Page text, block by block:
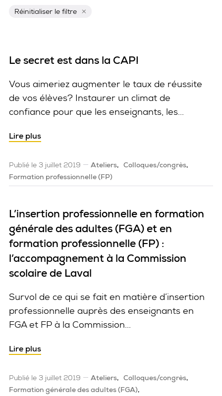
Réinitialiser le filtre
Le secret est dans la CAP!
Vous aimeriez augmenter le taux de réussite
de vos élèves? Instaurer un climat de
confiance pour que les enseignants, les...
Lire plus
Publié le 3 juillet 2019 Ateliers
Colloques/congrès
Formation professionnelle (FP)
L’insertion professionnelle en formation
générale des adultes (FGA) et en
formation professionnelle (FP) :
l’accompagnement à la Commission
scolaire de Laval
Survol de ce qui se fait en matière d’insertion
professionnelle auprès des enseignants en
FGA et FP à la Commission...
Lire plus
Publié le 3 juillet 2019 Ateliers
Colloques/congrès
Formation générale des adultes (FGA)